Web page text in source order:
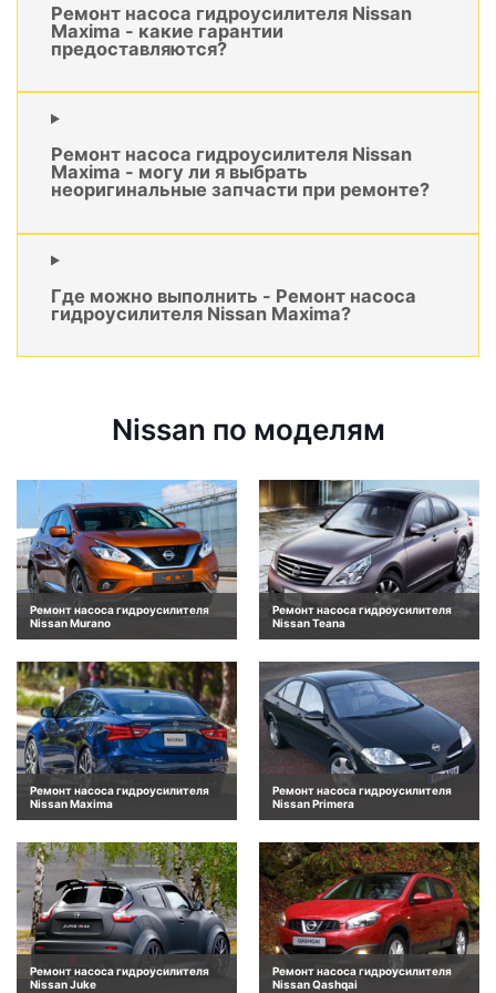
Ремонт насоса гидроусилителя Nissan
Maxima - какие гарантии
предоставляются?
Ремонт насоса гидроусилителя Nissan
Maxima - могу ли я выбрать
неоригинальные запчасти при ремонте?
Где можно выполнить - Ремонт насоса
гидроусилителя Nissan Maxima?
Nissan по моделям
Ремонт насоса гидроусилителя
Nissan Murano
Ремонт насоса гидроусилителя
Nissan Teana
Ремонт насоса гидроусилителя
Nissan Maxima
Ремонт насоса гидроусилителя
Nissan Primera
Ремонт насоса гидроусилителя
Nissan Juke
Ремонт насоса гидроусилителя
Nissan Qashqai